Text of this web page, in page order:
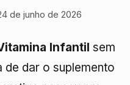
de junho de 2026
Infantil sem
de dar o suplemento